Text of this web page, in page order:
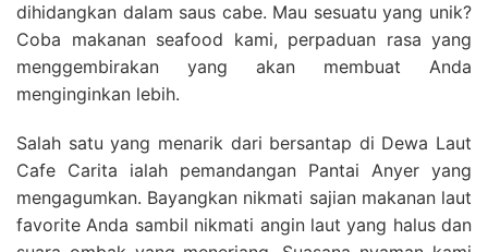
dihidangkan dalam saus cabe. Mau sesuatu yang unik?
Coba makanan seafood kami, perpaduan rasa yang
menggembirakan yang akan membuat Anda
menginginkan lebih.
Salah satu yang menarik dari bersantap di Dewa Laut
Cafe Carita ialah pemandangan Pantai Anyer yang
mengagumkan. Bayangkan nikmati sajian makanan laut
favorite Anda sambil nikmati angin laut yang halus dan